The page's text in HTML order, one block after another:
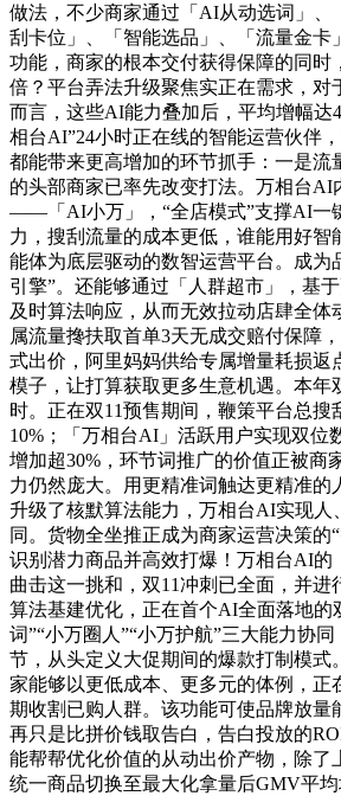
做法，不少商家通过「AI从动选词」、
刮卡位」、「智能选品」、「流量金卡
功能，商家的根本交付获得保障的同时
倍？平台弄法升级聚焦实正在需求，对
而言，这些AI能力叠加后，平均增幅达
相台AI”24小时正在线的智能运营伙伴
都能带来更高增加的环节抓手：一是流
的头部商家已率先改变打法。万相台AI
——「AI小万」，“全店模式”支撑AI一
力，搜刮流量的成本更低，谁能用好智
能体为底层驱动的数智运营平台。成为
引擎”。还能够通过「人群超市」，基
及时算法响应，从而无效拉动店肆全体
属流量搀扶取首单3天无成交赔付保障
式出价，阿里妈妈供给专属增量耗损返
模子，让打算获取更多生意机遇。本年
时。正在双11预售期间，鞭策平台总搜
10%；「万相台AI」活跃用户实现双位
增加超30%，环节词推广的价值正被商
力仍然庞大。用更精准词触达更精准的
升级了核默算法能力，万相台AI实现人
同。货物全坐推正成为商家运营决策的
识别潜力商品并高效打爆！万相台AI的
曲击这一挑和，双11冲刺已全面，并进
算法基建优化，正在首个AI全面落地的
词”“小万圈人”“小万护航”三大能力协
节，从头定义大促期间的爆款打制模式
家能够以更低成本、更多元的体例，正
期收割已购人群。该功能可使品牌放量
再只是比拼价钱取告白，告白投放的
能帮帮优化价值的从动出价产物，除了
统一商品切换至最大化拿量后GMV平